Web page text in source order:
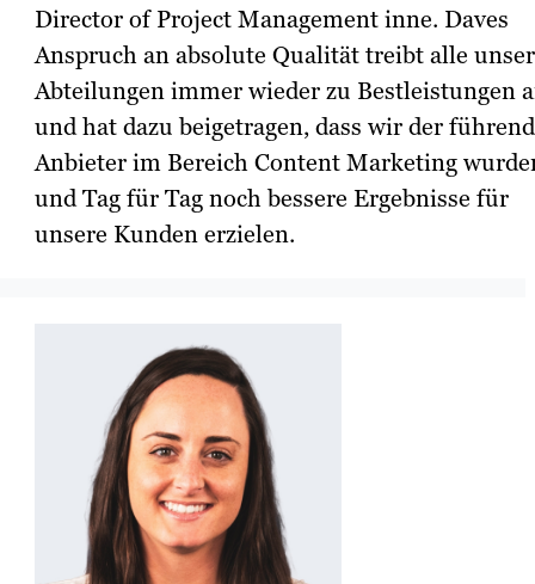
Director of Project Management inne. Daves
Anspruch an absolute Qualität treibt alle
Abteilungen immer wieder zu Bestleistungen
und hat dazu beigetragen, dass wir der
Anbieter im Bereich Content Marketing
und Tag für Tag noch bessere Ergebnisse für
unsere Kunden erzielen.